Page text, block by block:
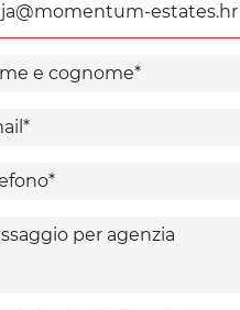
estates.hr